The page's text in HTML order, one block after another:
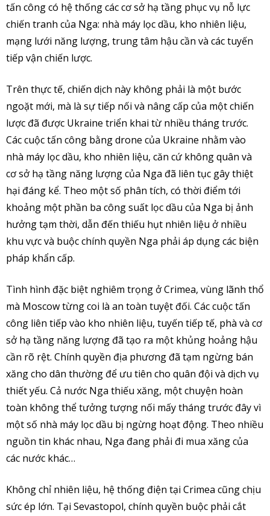
tấn công có hệ thống các cơ sở hạ tầng phục vụ nỗ lực
chiến tranh của Nga: nhà máy lọc dầu, kho nhiên liệu,
mạng lưới năng lượng, trung tâm hậu cần và các tuyến
tiếp vận chiến lược.
Trên thực tế, chiến dịch này không phải là một bước
ngoặt mới, mà là sự tiếp nối và nâng cấp của một chiến
lược đã được Ukraine triển khai từ nhiều tháng trước.
Các cuộc tấn công bằng drone của Ukraine nhằm vào
nhà máy lọc dầu, kho nhiên liệu, căn cứ không quân và
cơ sở hạ tầng năng lượng của Nga đã liên tục gây thiệt
hại đáng kể. Theo một số phân tích, có thời điểm tới
khoảng một phần ba công suất lọc dầu của Nga bị ảnh
hưởng tạm thời, dẫn đến thiếu hụt nhiên liệu ở nhiều
khu vực và buộc chính quyền Nga phải áp dụng các biện
pháp khẩn cấp.
Tình hình đặc biệt nghiêm trọng ở Crimea, vùng lãnh thổ
mà Moscow từng coi là an toàn tuyệt đối. Các cuộc tấn
công liên tiếp vào kho nhiên liệu, tuyến tiếp tế, phà và cơ
sở hạ tầng năng lượng đã tạo ra một khủng hoảng hậu
cần rõ rệt. Chính quyền địa phương đã tạm ngừng bán
xăng cho dân thường để ưu tiên cho quân đội và dịch vụ
thiết yếu. Cả nước Nga thiếu xăng, một chuyện hoàn
toàn không thể tưởng tượng nối mấy tháng trước đây vì
một số nhà máy lọc dầu bị ngừng hoạt động. Theo nhiều
nguồn tin khác nhau, Nga đang phải đi mua xăng của
các nước khác…
Không chỉ nhiên liệu, hệ thống điện tại Crimea cũng chịu
sức ép lớn. Tại Sevastopol, chính quyền buộc phải cắt